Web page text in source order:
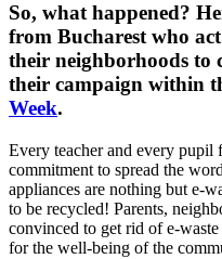
So, what happened?
from Bucharest who
their neighborhoods to
their campaign within
Week.
Every teacher and every pupil
commitment to spread the
appliances are nothing but e-
to be recycled! Parents,
convinced to get rid of e-
for the well-being of the